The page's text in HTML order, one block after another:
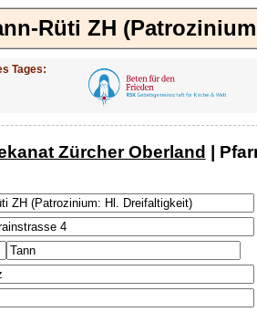
Rüti ZH
Tages:
Zürcher Oberland |